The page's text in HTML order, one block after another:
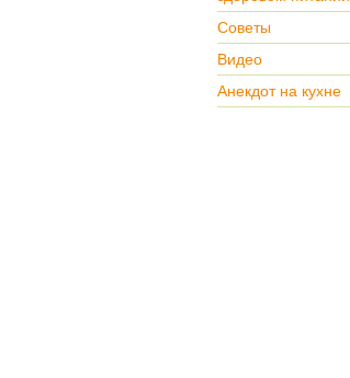
Советы
Видео
Анекдот на кухне